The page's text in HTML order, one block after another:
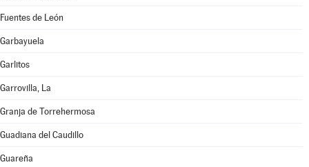
Fuentes de León
Garbayuela
Garlitos
Garrovilla, La
Granja de Torrehermosa
Guadiana del Caudillo
Guareña